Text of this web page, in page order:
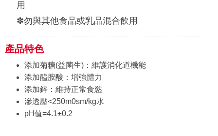
用
✽勿與其他食品或乳品混合飲用
產品特色
添加菊糖(益菌生)：維護消化道機能
添加醯胺酸：增強體力
添加鋅：維持正常食慾
滲透壓<250m0sm/kg水
pH值=4.1±0.2